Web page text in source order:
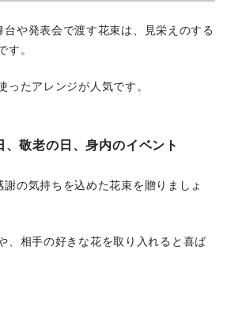
台や発表会で渡す花束は、見栄えのする
す。
ったアレンジが人気です。
、敬老の日、身内のイベント
謝の気持ちを込めた花束を贈りましょ
、相手の好きな花を取り入れると喜ば